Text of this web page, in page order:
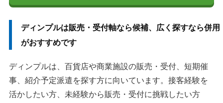
ディンプルは販売・受付軸なら候補、広く探すなら併用
がおすすめです
ディンプルは、百貨店や商業施設の販売・受付、短期催
事、紹介予定派遣を探す方に向いています。接客経験を
活かしたい方、未経験から販売・受付に挑戦したい方